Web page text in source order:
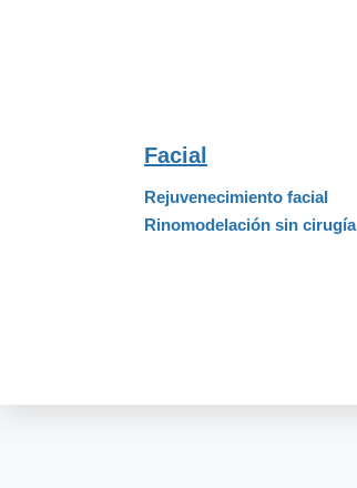
Facial
Rejuvenecimiento facial
Rinomodelación sin cirugía